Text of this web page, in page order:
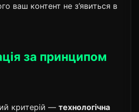
ваш контент не з’явиться в
за принципом
критерій — технологічна